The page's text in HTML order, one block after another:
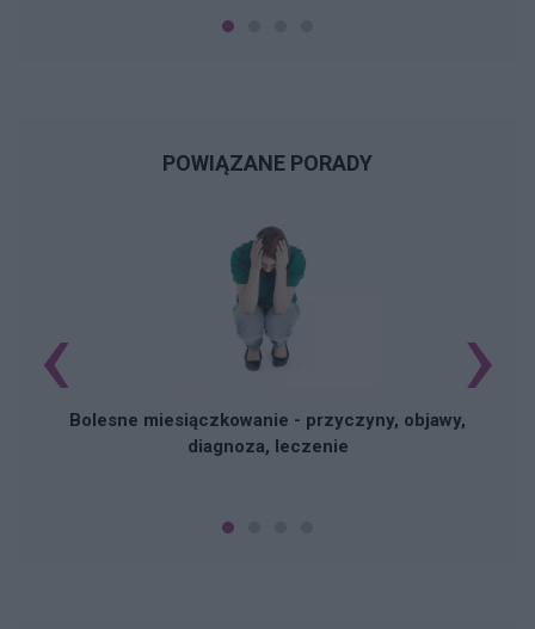
POWIĄZANE PORADY
Bolesne miesiączkowanie - przyczyny, objawy,
diagnoza, leczenie
‹ ›